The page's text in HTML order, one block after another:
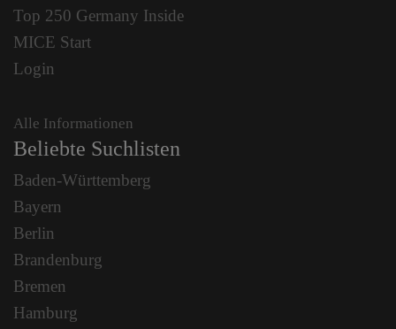
Top 250 Germany Inside
MICE Start
Login
Alle Informationen
Beliebte Suchlisten
Baden-Württemberg
Bayern
Berlin
Brandenburg
Bremen
Hamburg